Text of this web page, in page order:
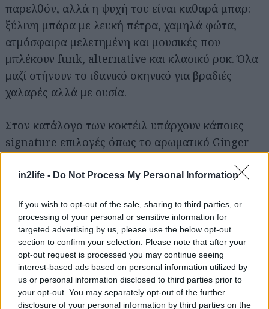
in2life - Do Not Process My Personal Information
If you wish to opt-out of the sale, sharing to third parties, or
processing of your personal or sensitive information for
targeted advertising by us, please use the below opt-out
section to confirm your selection. Please note that after your
opt-out request is processed you may continue seeing
interest-based ads based on personal information utilized by
us or personal information disclosed to third parties prior to
your opt-out. You may separately opt-out of the further
disclosure of your personal information by third parties on the
παρελθόν, αλλά η ψυχή του είναι καθαρά μπαρ:
ξύλινη μπάρα με λευκή πέτρα, χαμηλά φώτα,
ατμόσφαιρα μελετημένη και μουσικές που
μπλέκουν funk, alternative και κλασικό ροκ. Όλα
μαζί στήνουν το ιδανικό σκηνικό για βραδιές
χαλαρές αλλά με ουσία.
Στον κατάλογο των κοκτέιλ υπάρχουν κάποιες
signature επιλογές όπως το αρωματικό Ginger
ενώ αν είσαι του πιο κλασικού, τότε μπορείς να
όπως πρέπει. Το απλό ποτό στα 8€, τα signature
κοκτέιλ στα 10€.
Anthes Restaurant
Σκούφου 3, Σύνταγμα, τηλ.:697 401 0187